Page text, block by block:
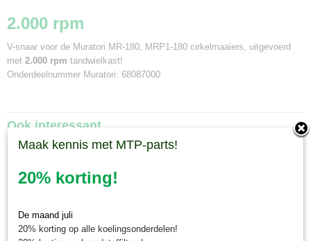
2.000 rpm
V-snaar voor de Muratori MR-180, MRP1-180 cirkelmaaiers, uitgevoerd
met 2.000 rpm tandwielkast!
Onderdeelnummer Muratori: 68087000
Ook interessant
Maak kennis met MTP-parts!
20% korting!
De maand juli
20% korting op alle koelingsonderdelen!